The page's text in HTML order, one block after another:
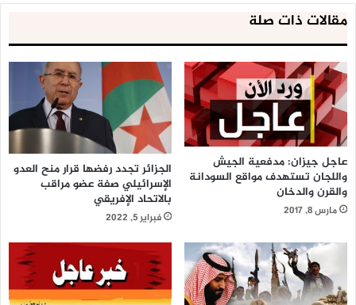
مقالات ذات صلة
عاجل جيزان: مدفعية الجيش
واللجان تستهدف مواقع السودانة
والقرن والدخان
مارس 8, 2017
الجزائر تجدد رفضها قرار منح العدو
الإسرائيلي صفة عضو مراقب
بالاتحاد الإفريقي
فبراير 5, 2022